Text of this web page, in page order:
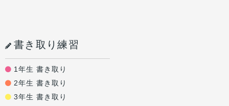
書き取り練習
1年生 書き取り
2年生 書き取り
3年生 書き取り